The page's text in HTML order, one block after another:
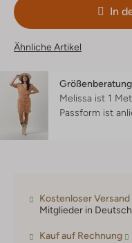
In
Ähnliche Artikel
Größenberatung
Melissa ist 1
Passform ist
Kostenloser Versand
Mitglieder in
Kauf auf Rechnung